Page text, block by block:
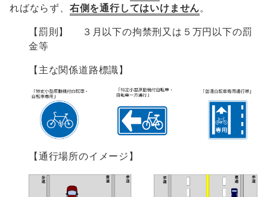
ればならず、 右側を通行してはいけません。
【罰則】 ３月以下の拘禁刑又は５万円以下の罰
金等
【主な関係道路標識】
【通行場所のイメージ】